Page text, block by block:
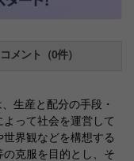
コメント（0件）
生産と配分の手段・
って社会を運営して
界観などを構想する
克服を目的とし、そ